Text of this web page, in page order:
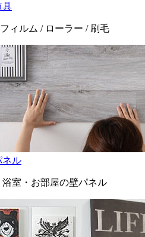
具
ィルム / ローラー / 刷毛
ネル
浴室・お部屋の壁パネル